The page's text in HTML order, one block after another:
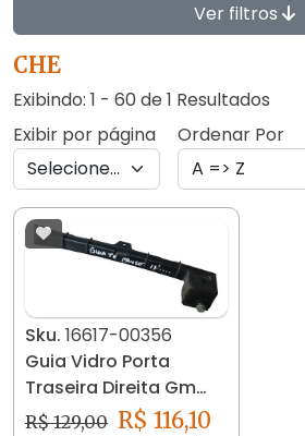
Ver filtros
CHE
Exibindo: 1 - 60 de 1 Resultados
Exibir por página
Ordenar Por
Sku. 16617-00356
Guia Vidro Porta
Traseira Direita Gm
Cruze 2017 Á 20 16617
R$ 129,00 R$ 116,10